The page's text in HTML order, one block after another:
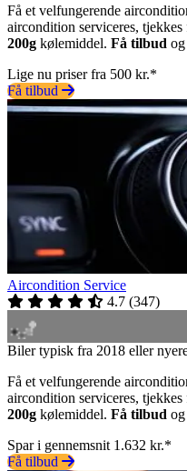
Få et velfungerende
aircondition serviceres,
200g kølemiddel. Få tilbud
Lige nu priser fra 500 kr.*
Få tilbud
Aircondition Service
4.7 (347)
Biler typisk fra 2018 eller
Få et velfungerende
aircondition serviceres,
200g kølemiddel. Få tilbud
Spar i gennemsnit 1.632 kr.*
Få tilbud